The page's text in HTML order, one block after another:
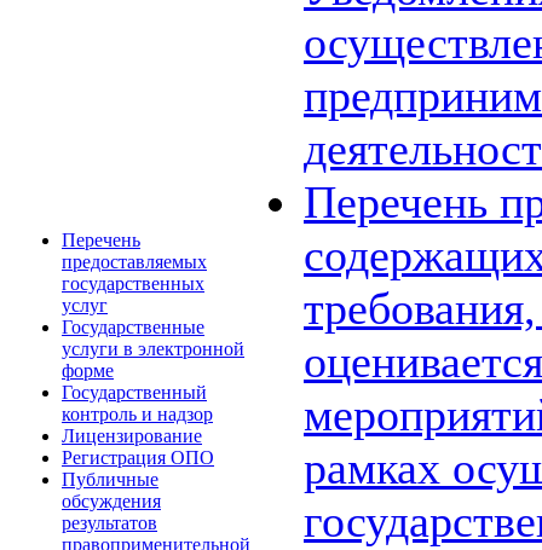
Перечень
предоставляемых
государственных
услуг
Государственные
услуги в электронной
форме
Государственный
контроль и надзор
Лицензирование
Регистрация ОПО
Публичные
обсуждения
результатов
правоприменительной
Перечень
рамках